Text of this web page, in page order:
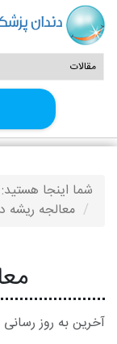
دندان
شما اینجا هستید:
معالجه ریشه
آخرین به روز رسانی در 05 آبان